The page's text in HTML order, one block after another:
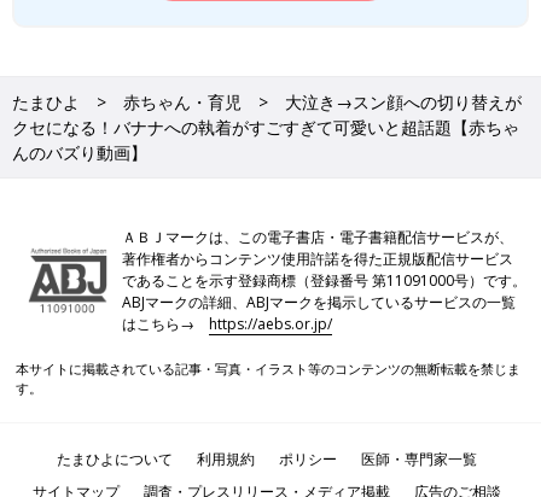
たまひよ 赤ちゃん・育児
大泣き→スン顔への切り替えが
クセになる！バナナへの執着がすごすぎて可愛いと超話題【赤ちゃ
んのバズり動画】
ＡＢＪマークは、この電子書店・電子書籍配信サービスが、
著作権者からコンテンツ使用許諾を得た正規版配信サービス
であることを示す登録商標（登録番号 第11091000号）です。
ABJマークの詳細、ABJマークを掲示しているサービスの一覧
はこちら→https://aebs.or.jp/
本サイトに掲載されている記事・写真・イラスト等のコンテンツの無断転載を禁じま
す。
たまひよについて 利用規約 ポリシー
医師・専門家一覧
サイトマップ
調査・プレスリリース・メディア掲載 広告のご相談